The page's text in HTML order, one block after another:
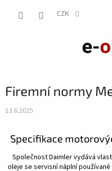
CZK
Firemní normy
13.6.2025
Specifikace
Společnost Daimler vydává
oleje se servisní náplní